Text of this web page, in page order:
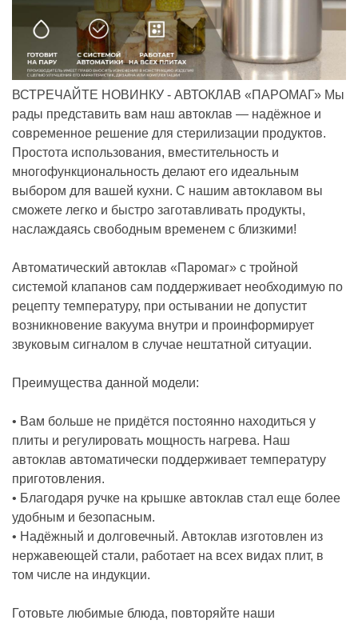
ВСТРЕЧАЙТЕ НОВИНКУ - АВТОКЛАВ «ПАРОМАГ» Мы
рады представить вам наш автоклав — надёжное и
современное решение для стерилизации продуктов.
Простота использования, вместительность и
многофункциональность делают его идеальным
выбором для вашей кухни. С нашим автоклавом вы
сможете легко и быстро заготавливать продукты,
наслаждаясь свободным временем с близкими!
Автоматический автоклав «Паромаг» с тройной
системой клапанов сам поддерживает необходимую по
рецепту температуру, при остывании не допустит
возникновение вакуума внутри и проинформирует
звуковым сигналом в случае нештатной ситуации.
Преимущества данной модели:
• Вам больше не придётся постоянно находиться у
плиты и регулировать мощность нагрева. Наш
автоклав автоматически поддерживает температуру
приготовления.
• Благодаря ручке на крышке автоклав стал еще более
удобным и безопасным.
• Надёжный и долговечный. Автоклав изготовлен из
нержавеющей стали, работает на всех видах плит, в
том числе на индукции.
Готовьте любимые блюда, повторяйте наши